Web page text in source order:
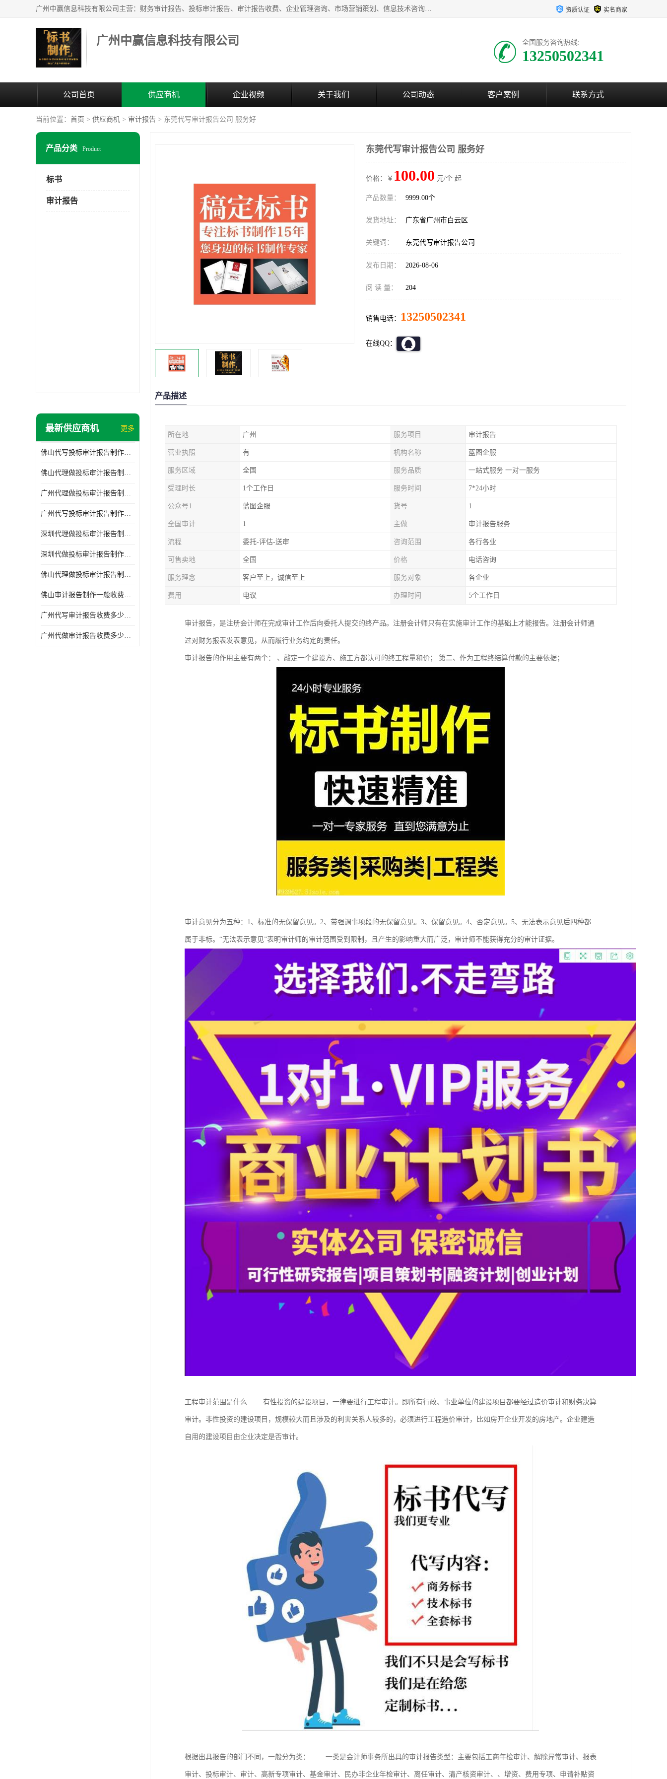
广州中赢信息科技有限公司主营：财务审计报告、投标审计报告、审计报告收费、企业管理咨询、市场营销策划、信息技术咨询服务、广告制作、会议及展览服务、软件开发 资质认证 实名商家
广州中赢信息科技有限公司 全国服务咨询热线:
13250502341
公司首页 供应商机 企业视频 关于我们 公司动态 客户案例 联系方式
当前位置： 首页 > 供应商机 > 审计报告 > 东莞代写审计报告公司 服务好
产品分类 Product
标书
审计报告
最新供应商机 更多
佛山代写投标审计报告制作一般收费多少钱 代写各类工程
佛山代理做投标审计报告制作一般收费多少钱 代写各类工程
广州代理做投标审计报告制作一般收费多少钱 代写各类工程
广州代写投标审计报告制作一般收费多少钱 满足客户需求
深圳代理做投标审计报告制作一般收费多少钱 满足客户需求
深圳代做投标审计报告制作一般收费多少钱 代写各类工程
佛山代理做投标审计报告制作一般收费多少钱 满足客户需求
佛山审计报告制作一般收费多少钱 诚信合作
广州代写审计报告收费多少钱一份 周期快
广州代做审计报告收费多少钱一份 经验丰富
东莞代写审计报告公司 服务好
价格：￥ 100.00 元/个 起
产品数量： 9999.00个
发货地址： 广东省广州市白云区
关键词： 东莞代写审计报告公司
发布日期： 2026-08-06
阅 读 量： 204
销售电话： 13250502341
在线QQ：
产品描述
所在地 广州 服务项目 审计报告
营业执照 有 机构名称 蓝图企服
服务区域 全国 服务品质 一站式服务 一对一服务
受理时长 1个工作日 服务时间 7*24小时
公众号1 蓝图企服 货号 1
全国审计 1 主做 审计报告服务
流程 委托-评估-送审 咨询范围 各行各业
可售卖地 全国 价格 电话咨询
服务理念 客户至上，诚信至上 服务对象 各企业
费用 电议 办理时间 5个工作日
审计报告，是注册会计师在完成审计工作后向委托人提交的终产品。注册会计师只有在实施审计工作的基础上才能报告。注册会计师通
过对财务报表发表意见，从而履行业务约定的责任。
审计报告的作用主要有两个： 、敲定一个建设方、施工方都认可的终工程量和价； 第二、作为工程终结算付款的主要依据；
审计意见分为五种：1、标准的无保留意见。2、带强调事项段的无保留意见。3、保留意见。4、否定意见。5、无法表示意见后四种都
属于非标。“无法表示意见”表明审计师的审计范围受到限制，且产生的影响重大而广泛，审计师不能获得充分的审计证据。
工程审计范围是什么 有性投资的建设项目，一律要进行工程审计。即所有行政、事业单位的建设项目都要经过造价审计和财务决算
审计。非性投资的建设项目，规模较大而且涉及的利害关系人较多的，必须进行工程造价审计，比如房开企业开发的房地产。企业建造
自用的建设项目由企业决定是否审计。
根据出具报告的部门不同，一般分为类： 一类是会计师事务所出具的审计报告类型：主要包括工商年检审计、解除异常审计、报表
审计、投标审计、审计、高新专项审计、基金审计、民办非企业年检审计、离任审计、清产核资审计、、增资、费用专项、申请补贴资